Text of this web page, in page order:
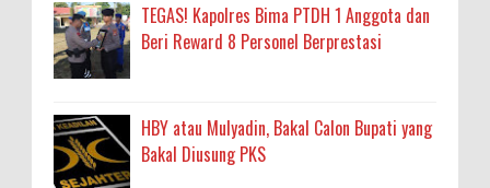
TEGAS! Kapolres Bima PTDH 1 Anggota dan
Beri Reward 8 Personel Berprestasi
HBY atau Mulyadin, Bakal Calon Bupati yang
Bakal Diusung PKS